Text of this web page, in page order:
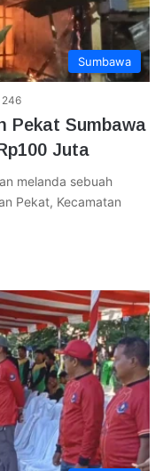
Sumbawa
246
Pekat Sumbawa
Juta
melanda sebuah
Pekat, Kecamatan